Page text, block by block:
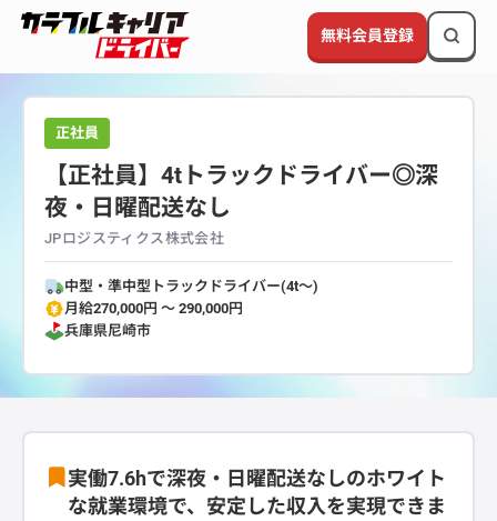
無料会員登録
正社員
【正社員】4tトラックドライバー◎深
夜・日曜配送なし
JPロジスティクス株式会社
中型・準中型トラックドライバー(4t～)
月給270,000円 〜 290,000円
兵庫県尼崎市
実働7.6hで深夜・日曜配送なしのホワイト
な就業環境で、安定した収入を実現できま